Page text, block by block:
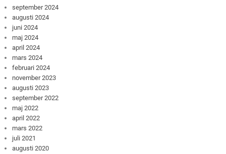
september 2024
augusti 2024
juni 2024
maj 2024
april 2024
mars 2024
februari 2024
november 2023
augusti 2023
september 2022
maj 2022
april 2022
mars 2022
juli 2021
augusti 2020